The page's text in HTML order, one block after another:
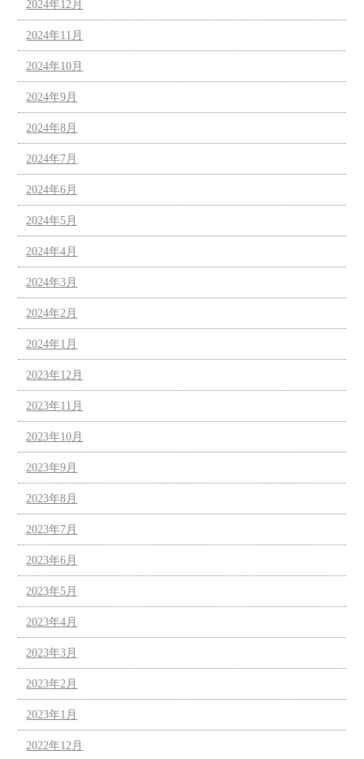
2024年12月
2024年11月
2024年10月
2024年9月
2024年8月
2024年7月
2024年6月
2024年5月
2024年4月
2024年3月
2024年2月
2024年1月
2023年12月
2023年11月
2023年10月
2023年9月
2023年8月
2023年7月
2023年6月
2023年5月
2023年4月
2023年3月
2023年2月
2023年1月
2022年12月